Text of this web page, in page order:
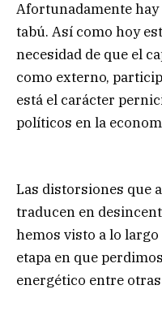
Afortunadamente hay
tabú. Así como hoy
necesidad de que el
como externo,
está el carácter
políticos en la
Las distorsiones que
traducen en
hemos visto a lo
etapa en que
energético entre